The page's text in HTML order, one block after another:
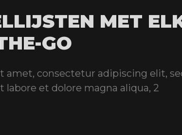
MET
GO
amet, consectetur adipiscing elit,
et dolore magna aliqua, 2